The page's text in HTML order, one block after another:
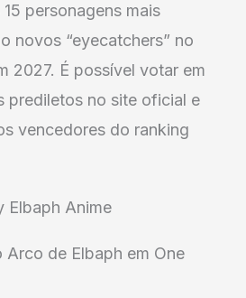
personagens mais
novos “eyecatchers” no
2027. É possível votar em
prediletos no site oficial e
vencedores do ranking
Arco de Elbaph em One